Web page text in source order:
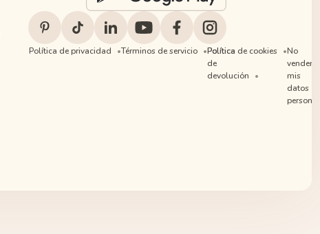
Política de privacidad Términos de servicio
Política
de
devolución
Política de cookies
No
vender
mis
datos